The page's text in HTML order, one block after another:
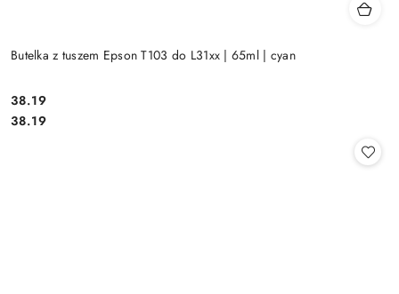
Butelka z tuszem Epson T103 do L31xx | 65ml | cyan
Cena:
38.19
Cena:
38.19